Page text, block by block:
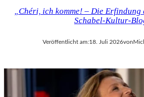
„Chéri, ich komme! – Die
Schabel-Kultur-
Veröffentlicht am:18. Juli 2026von